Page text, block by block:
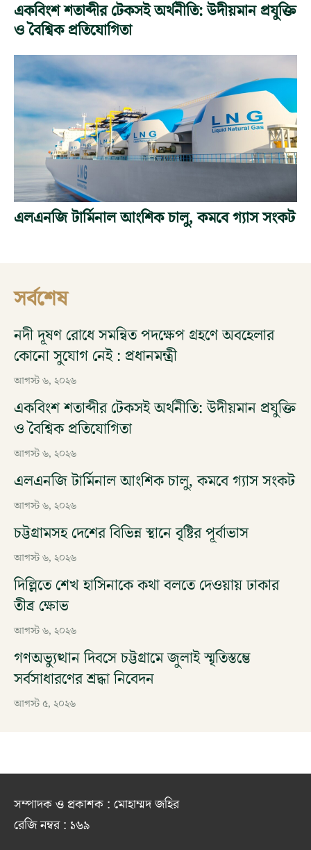
একবিংশ শতাব্দীর টেকসই অর্থনীতি: উদীয়মান প্রযুক্তি
ও বৈশ্বিক প্রতিযোগিতা
এলএনজি টার্মিনাল আংশিক চালু, কমবে গ্যাস সংকট
সর্বশেষ
নদী দূষণ রোধে সমন্বিত পদক্ষেপ গ্রহণে অবহেলার
কোনো সুযোগ নেই : প্রধানমন্ত্রী
আগস্ট ৬, ২০২৬
একবিংশ শতাব্দীর টেকসই অর্থনীতি: উদীয়মান প্রযুক্তি
ও বৈশ্বিক প্রতিযোগিতা
আগস্ট ৬, ২০২৬
এলএনজি টার্মিনাল আংশিক চালু, কমবে গ্যাস সংকট
আগস্ট ৬, ২০২৬
চট্টগ্রামসহ দেশের বিভিন্ন স্থানে বৃষ্টির পূর্বাভাস
আগস্ট ৬, ২০২৬
দিল্লিতে শেখ হাসিনাকে কথা বলতে দেওয়ায় ঢাকার
তীব্র ক্ষোভ
আগস্ট ৬, ২০২৬
গণঅভ্যুত্থান দিবসে চট্টগ্রামে জুলাই স্মৃতিস্তম্ভে
সর্বসাধারণের শ্রদ্ধা নিবেদন
আগস্ট ৫, ২০২৬
সম্পাদক ও প্রকাশক : মোহাম্মদ জহির
রেজি নম্বর : ১৬৯